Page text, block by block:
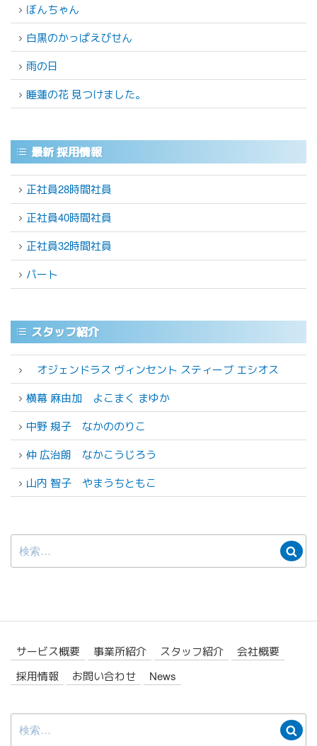
ぼんちゃん
白黒のかっぱえびせん
雨の日
睡蓮の花 見つけました。
最新 採用情報
正社員28時間社員
正社員40時間社員
正社員32時間社員
パート
スタッフ紹介
オジェンドラス ヴィンセント スティーブ エシオス
横幕 麻由加
よこまく まゆか
中野 規子 なかののりこ
仲 広治朗 なかこうじろう
山内 智子 やまうちともこ
検
索:
検
索
サービス概要 事業所紹介 スタッフ紹介
会社概要
採用情報
お問い合わせ News
検
索:
検
索